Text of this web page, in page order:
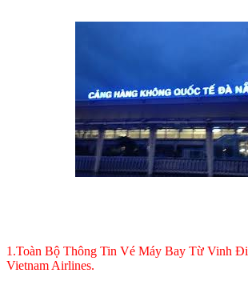
1.Toàn Bộ Thông Tin Vé Máy Bay Từ Vinh Đi
Vietnam Airlines.